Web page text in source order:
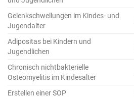
Gelenkschwellungen im Kindes- und
Jugendalter
Adipositas bei Kindern und
Jugendlichen
Chronisch nichtbakterielle
Osteomyelitis im Kindesalter
Erstellen einer SOP